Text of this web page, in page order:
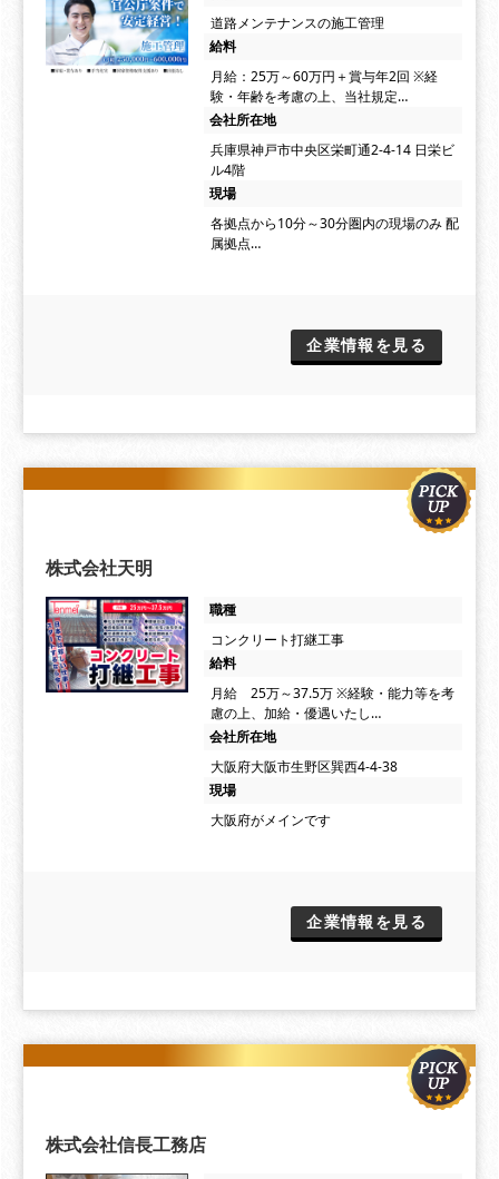
道路メンテナンスの施工管理
給料
月給：25万～60万円＋賞与年2回 ※経
験・年齢を考慮の上、当社規定…
会社所在地
兵庫県神戸市中央区栄町通2-4-14 日栄ビ
ル4階
現場
各拠点から10分～30分圏内の現場のみ 配
属拠点…
企業情報を見る
株式会社天明
職種
コンクリート打継工事
給料
月給 25万～37.5万 ※経験・能力等を考
慮の上、加給・優遇いたし…
会社所在地
大阪府大阪市生野区巽西4-4-38
現場
大阪府がメインです
企業情報を見る
株式会社信長工務店